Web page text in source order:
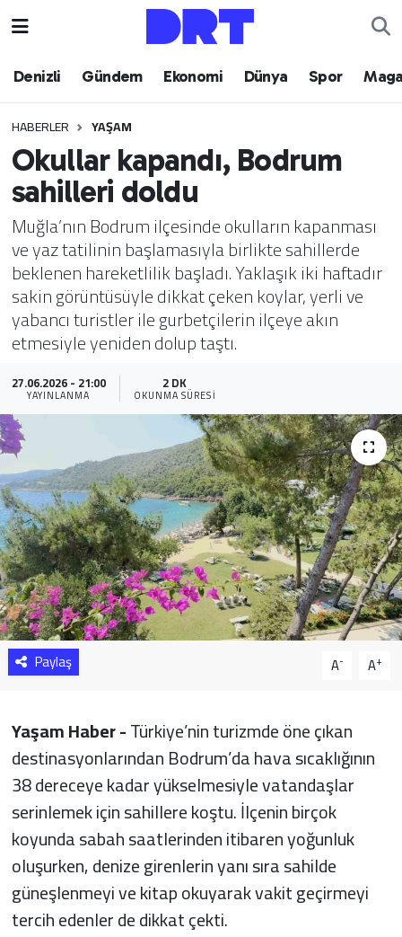
Denizli Gündem Ekonomi Dünya Spor
HABERLER YAŞAM
Okullar kapandı, Bodrum
sahilleri doldu
Muğla’nın Bodrum ilçesinde okulların kapanması
ve yaz tatilinin başlamasıyla birlikte sahillerde
beklenen hareketlilik başladı. Yaklaşık iki haftadır
sakin görüntüsüyle dikkat çeken koylar, yerli ve
yabancı turistler ile gurbetçilerin ilçeye akın
etmesiyle yeniden dolup taştı.
27.06.2026 - 21:00
YAYINLANMA
2 DK
OKUNMA SÜRESI
Paylaş A- A+
Yaşam Haber -Türkiye’nin turizmde öne çıkan
destinasyonlarından Bodrum’da hava sıcaklığının
38 dereceye kadar yükselmesiyle vatandaşlar
serinlemek için sahillere koştu. İlçenin birçok
koyunda sabah saatlerinden itibaren yoğunluk
oluşurken, denize girenlerin yanı sıra sahilde
güneşlenmeyi ve kitap okuyarak vakit geçirmeyi
tercih edenler de dikkat çekti.
Denizli
Ekonomi
Dünya
Spor
Magazin
Teknoloji
Yaşam
Yazarlar
Resmi İlan
Resmi Reklam
Hava Durumu
Puan Durumu ve Fikstür
Tüm Manşetler
Son Dakika Haberleri
Haber Arşivi